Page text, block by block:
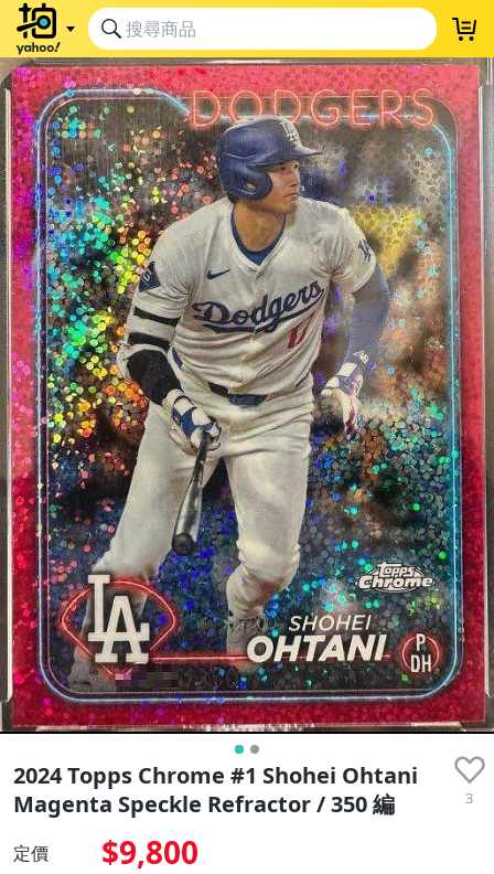
2024 Topps Chrome #1 Shohei Ohtani
Magenta Speckle Refractor / 350 編
3
定價 $9,800